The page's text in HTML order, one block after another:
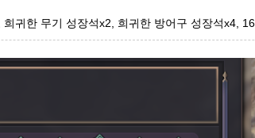
귀한 무기 성장석x2, 희귀한 방어구 성장석x4,